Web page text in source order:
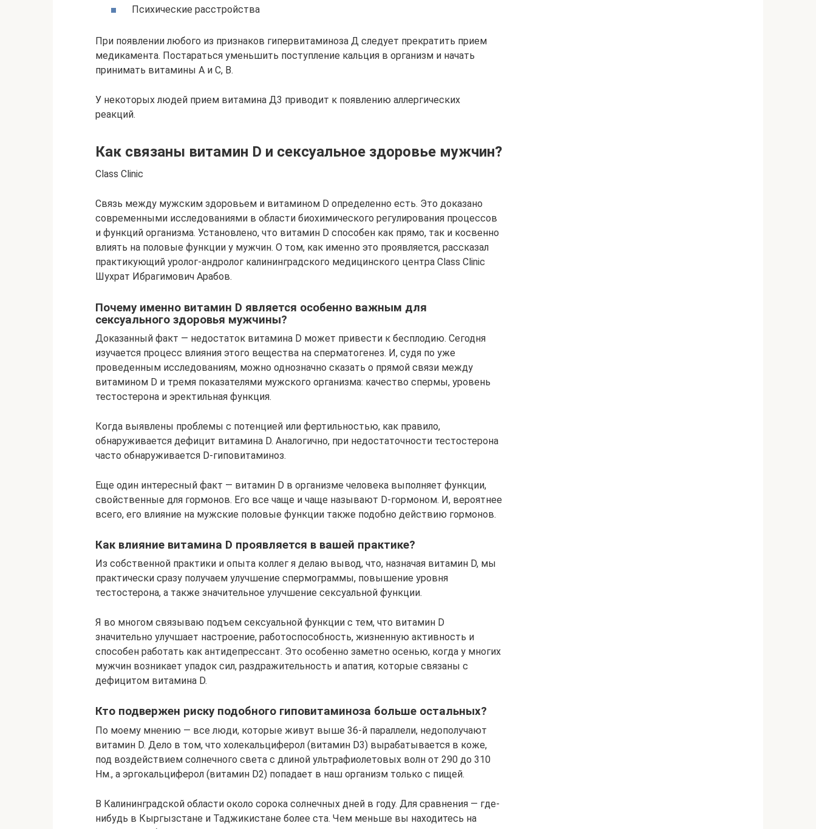
Психические расстройства
При появлении любого из признаков гипервитаминоза Д следует прекратить прием
медикамента. Постараться уменьшить поступление кальция в организм и начать
принимать витамины А и С, В.
У некоторых людей прием витамина Д3 приводит к появлению аллергических
реакций.
Как связаны витамин D и сексуальное здоровье мужчин?
Class Clinic
Связь между мужским здоровьем и витамином D определенно есть. Это доказано
современными исследованиями в области биохимического регулирования процессов
и функций организма. Установлено, что витамин D способен как прямо, так и косвенно
влиять на половые функции у мужчин. О том, как именно это проявляется, рассказал
практикующий уролог-андролог калининградского медицинского центра Class Clinic
Шухрат Ибрагимович Арабов.
Почему именно витамин D является особенно важным для
сексуального здоровья мужчины?
Доказанный факт — недостаток витамина D может привести к бесплодию. Сегодня
изучается процесс влияния этого вещества на сперматогенез. И, судя по уже
проведенным исследованиям, можно однозначно сказать о прямой связи между
витамином D и тремя показателями мужского организма: качество спермы, уровень
тестостерона и эректильная функция.
Когда выявлены проблемы с потенцией или фертильностью, как правило,
обнаруживается дефицит витамина D. Аналогично, при недостаточности тестостерона
часто обнаруживается D-гиповитаминоз.
Еще один интересный факт — витамин D в организме человека выполняет функции,
свойственные для гормонов. Его все чаще и чаще называют D-гормоном. И, вероятнее
всего, его влияние на мужские половые функции также подобно действию гормонов.
Как влияние витамина D проявляется в вашей практике?
Из собственной практики и опыта коллег я делаю вывод, что, назначая витамин D, мы
практически сразу получаем улучшение спермограммы, повышение уровня
тестостерона, а также значительное улучшение сексуальной функции.
Я во многом связываю подъем сексуальной функции с тем, что витамин D
значительно улучшает настроение, работоспособность, жизненную активность и
способен работать как антидепрессант. Это особенно заметно осенью, когда у многих
мужчин возникает упадок сил, раздражительность и апатия, которые связаны с
дефицитом витамина D.
Кто подвержен риску подобного гиповитаминоза больше остальных?
По моему мнению — все люди, которые живут выше 36-й параллели, недополучают
витамин D. Дело в том, что холекальциферол (витамин D3) вырабатывается в коже,
под воздействием солнечного света с длиной ультрафиолетовых волн от 290 до 310
Нм., а эргокальциферол (витамин D2) попадает в наш организм только с пищей.
В Калининградской области около сорока солнечных дней в году. Для сравнения — где-
нибудь в Кыргызстане и Таджикистане более ста. Чем меньше вы находитесь на